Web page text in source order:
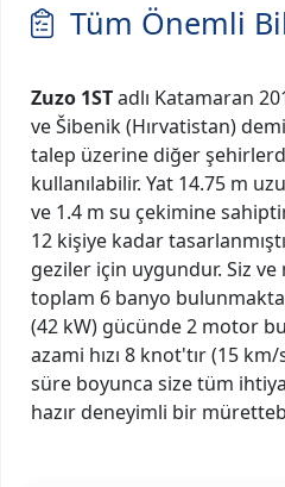
Tüm Önemli
Zuzo 1STadlı Katamaran
ve Šibenik (Hırvatistan)
talep üzerine diğer
kullanılabilir. Yat 14.75 m
ve 1.4 m su çekimine
12 kişiye kadar
geziler için uygundur. Siz
toplam 6 banyo
(42 kW) gücünde 2 motor
azami hızı 8 knot'tır (15 km/
süre boyunca size tüm
hazır deneyimli bir